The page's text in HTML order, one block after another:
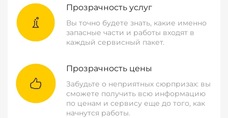
Прозрачность услуг
Вы точно будете знать, какие именно
запасные части и работы входят в
каждый сервисный пакет.
Прозрачность цены
Забудьте о неприятных сюрпризах: вы
сможете получить всю информацию
по ценам и сервису еще до того, как
начнутся работы.